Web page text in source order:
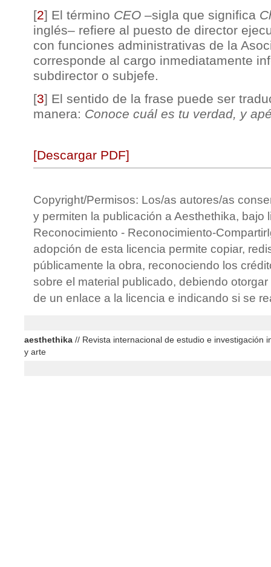
[2] El término CEO –sigla que significa
inglés– refiere al puesto de director
con funciones administrativas de la
corresponde al cargo inmediatamente
subdirector o subjefe.
[3] El sentido de la frase puede ser
manera: Conoce cuál es tu verdad, y
[Descargar PDF]
Copyright/Permisos: Los/as autores/as
y permiten la publicación a Aesthethika, bajo
Reconocimiento - Reconocimiento-
adopción de esta licencia permite copiar,
públicamente la obra, reconociendo los
sobre el material publicado, debiendo
de un enlace a la licencia e indicando si se
aesthethika // Revista internacional de estudio e investigación
y arte